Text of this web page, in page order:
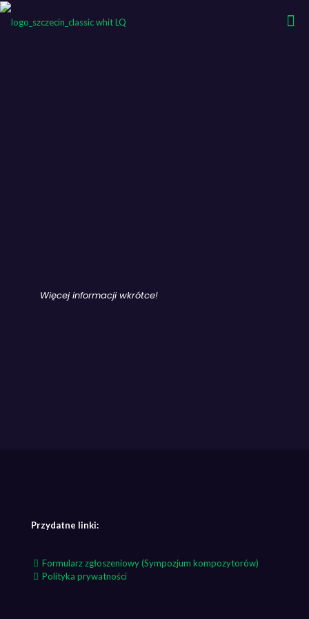
Więcej informacji wkrótce!
Przydatne linki:
Formularz zgłoszeniowy (Sympozjum kompozytorów)
Polityka prywatności